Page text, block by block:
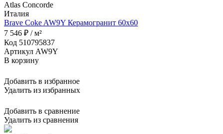
Atlas Concorde
Италия
Brave Coke AW9Y Керамогранит 60x60
7 546 ₽ / м²
Код 510795837
Артикул AW9Y
В корзину
Добавить в избранное
Удалить из избранных
Добавить в сравнение
Удалить из сравнения